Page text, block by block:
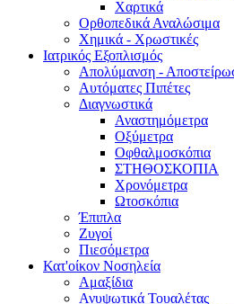
Χαρτικά
Ορθοπεδικά Αναλώσιμα
Χημικά - Χρωστικές
Ιατρικός Εξοπλισμός
Απολύμανση -
Αυτόματες Πιπέτες
Διαγνωστικά
Αναστημόμετρα
Οξύμετρα
Οφθαλμοσκόπια
ΣΤΗΘΟΣΚΟΠΙΑ
Χρονόμετρα
Ωτοσκόπια
Έπιπλα
Ζυγοί
Πιεσόμετρα
Κατ'οίκον Νοσηλεία
Αμαξίδια
Ανυψωτικά Τουαλέτας